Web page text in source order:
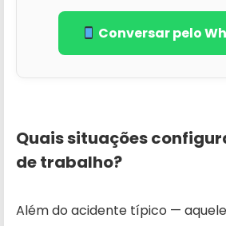
Conversar pelo
Quais situações
de trabalho?
Além do acidente típico —